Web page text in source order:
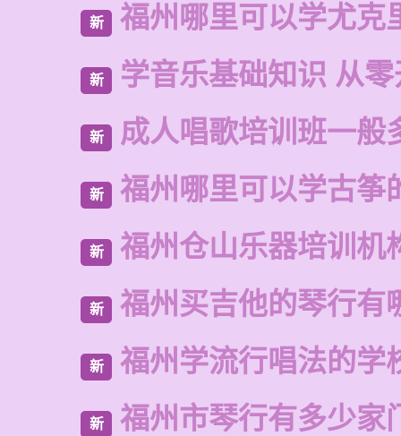
新 福州哪里可以学尤克
新 学音乐基础知识 从
新 成人唱歌培训班一般
新 福州哪里可以学古筝
新 福州仓山乐器培训机
新 福州买吉他的琴行有
新 福州学流行唱法的学
新 福州市琴行有多少家